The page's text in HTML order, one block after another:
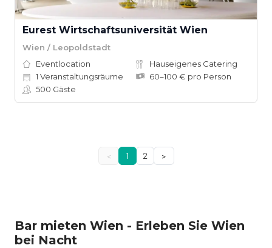
Eurest Wirtschaftsuniversität Wien
Wien / Leopoldstadt
Eventlocation
Hauseigenes Catering
1 Veranstaltungsräume
60–100 € pro Person
500 Gäste
< 1 2 >
Bar mieten Wien - Erleben Sie Wien
bei Nacht